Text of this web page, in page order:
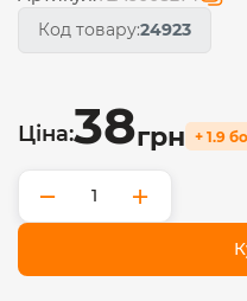
Код товару:24923
Ціна:38грн + 1.9
− +